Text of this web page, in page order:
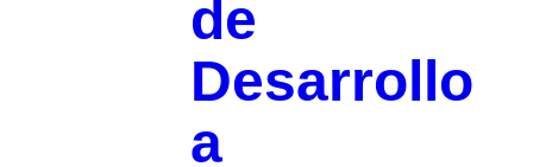
de
Desarrollo
a